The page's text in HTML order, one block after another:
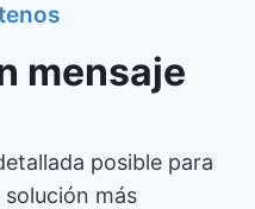
mensaje
posible para
más